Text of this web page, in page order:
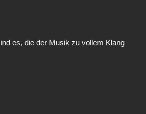
es, die der Musik zu vollem Klang